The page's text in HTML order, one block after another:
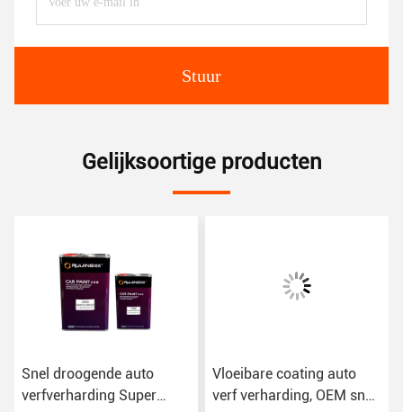
Stuur
Gelijksoortige producten
Snel droogende auto
verfverharding Super
Vloeibare coating auto
verf verharding, OEM snel